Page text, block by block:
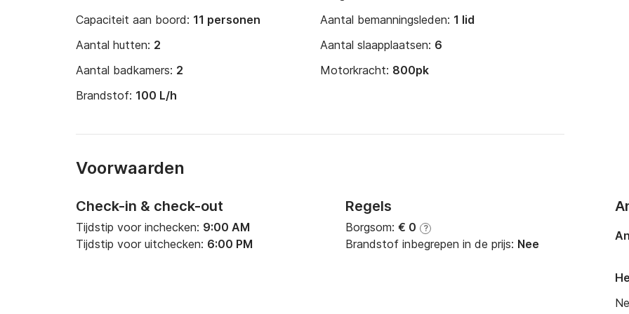
SEASCOOTER
Capaciteit aan boord: 11 personen Aantal bemanningsleden: 1 lid
Aantal hutten: 2 Aantal slaapplaatsen: 6
Aantal badkamers: 2 Motorkracht: 800pk
Brandstof: 100 L/h
Voorwaarden
Check-in & check-out
Tijdstip voor inchecken: 9:00 AM
Tijdstip voor uitchecken: 6:00 PM
Regels
Borgsom: € 0 ?
Brandstof inbegrepen in de prijs: Nee